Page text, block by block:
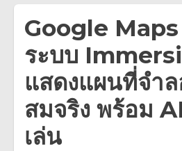
Google Maps
ระบบ
แสดงแผนที่จำ
สมจริง พร้อม
เล่น